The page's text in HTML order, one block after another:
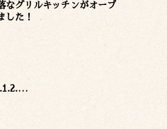
なグリルキッチンがオープ
した！